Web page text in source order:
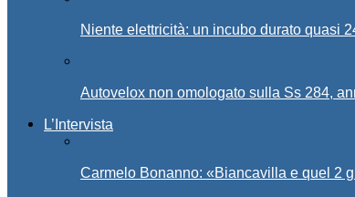
Niente elettricità: un incubo durato quasi
Autovelox non omologato sulla Ss 284,
L’Intervista
Carmelo Bonanno: «Biancavilla e quel 2